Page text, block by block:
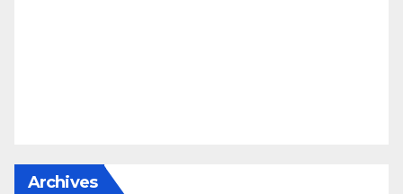
Archives